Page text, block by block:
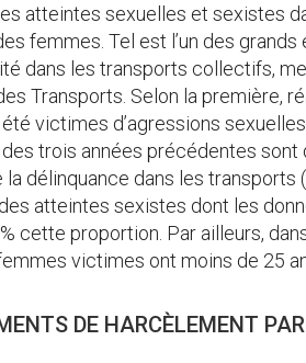
atteintes sexuelles et sexistes
femmes. Tel est l’un des
dans les transports collectifs,
Transports. Selon la première,
victimes d’agressions
trois années précédentes sont
la délinquance dans les transports
atteintes sexistes dont les
cette proportion. Par ailleurs,
victimes ont moins de 25
DE HARCÈLEMENT